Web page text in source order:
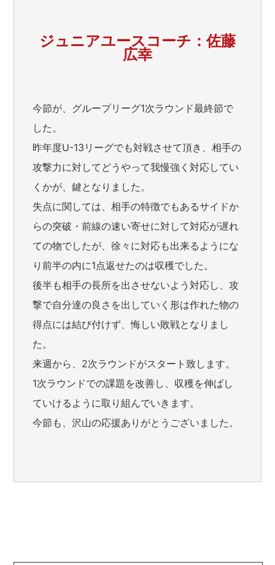
ジュニアユースコーチ：佐藤
広幸
今節が、グループリーグ1次ラウンド最終節で
した。
昨年度U-13リーグでも対戦させて頂き、相手の
攻撃力に対してどうやって我慢強く対応してい
くかが、鍵となりました。
失点に関しては、相手の特徴でもあるサイドか
らの突破・前線の速い寄せに対して対応が遅れ
ての物でしたが、徐々に対応も出来るようにな
り前半の内に1点返せたのは収穫でした。
後半も相手の長所を出させないよう対応し、攻
撃で自分達の良さを出していく形は作れた物の
得点には結び付けず、悔しい敗戦となりまし
た。
来週から、2次ラウンドがスタート致します。
1次ラウンドでの課題を改善し、収穫を伸ばし
ていけるように取り組んでいきます。
今節も、沢山の応援ありがとうございました。